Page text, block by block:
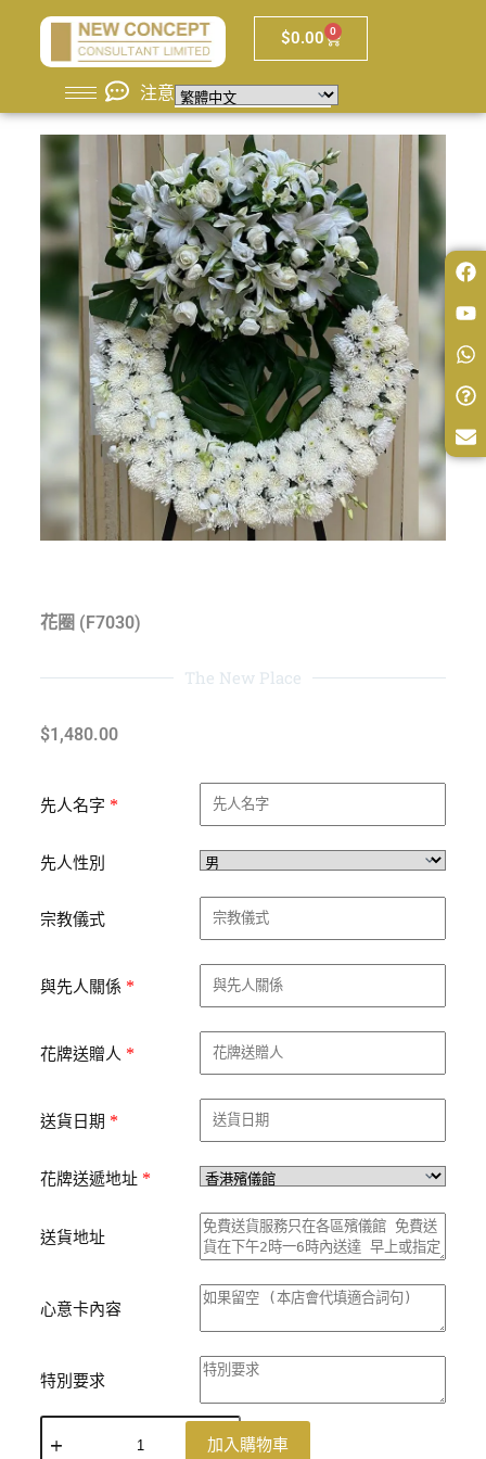
$0.00 0
注意
花圈 (F7030)
The New Place
$1,480.00
先人名字 *
先人性別
宗教儀式
與先人關係 *
花牌送贈人 *
送貨日期 *
花牌送遞地址 *
送貨地址
心意卡內容
特別要求
加入購物車